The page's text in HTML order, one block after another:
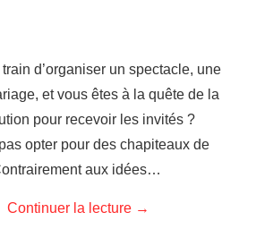
d’organiser un spectacle, une
et vous êtes à la quête de la
pour recevoir les invités ?
opter pour des chapiteaux de
aux idées…
Continuer la lecture →